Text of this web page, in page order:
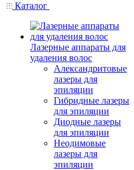
Каталог
Лазерные аппараты для
удаления волос
Александритовые
лазеры для
эпиляции
Гибридные лазеры
для эпиляции
Диодные лазеры
для эпиляции
Неодимовые
лазеры для
эпиляции